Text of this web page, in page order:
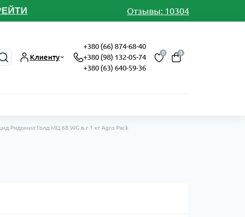
Отзывы: 10304
Клиенту
+380 (66) 874-68-40
+380 (98) 132-05-74
+380 (63) 640-59-36
0 0
Ридомил Голд МЦ 68 WG в.г 1 кг Agro Pack